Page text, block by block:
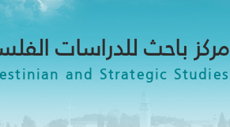
مركز باحث للدراسات
and Strategic Studies